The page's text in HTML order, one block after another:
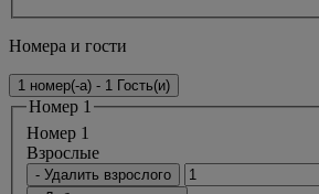
Номера и гости
1 номер(-а) - 1 Гость(и)
Номер 1
Номер 1
Bзрослые
- Удалить взрослого